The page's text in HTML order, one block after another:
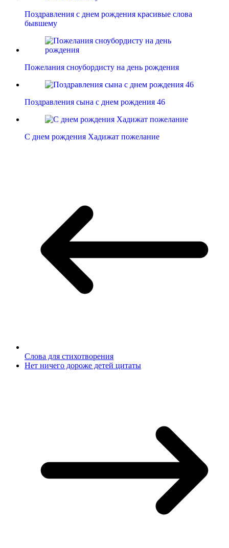
Поздравления с днем рождения красивые слова
бывшему
Пожелания сноубордисту на день рождения
Поздравления сына с днем рождения 46
С днем рождения Хадижат пожелание
Слова для стихотворения
Нет ничего дороже детей цитаты